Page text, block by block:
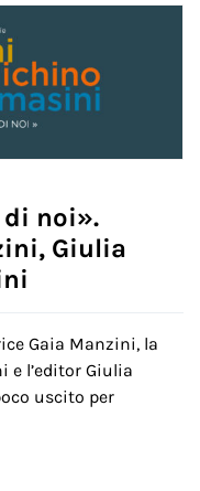
di noi».
Giulia
Gaia Manzini, la
e l’editor Giulia
uscito per